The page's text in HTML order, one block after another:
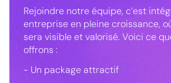
Rejoindre notre équipe, c’est
entreprise en pleine croissance,
sera visible et valorisé. Voici ce
offrons :
- Un package attractif